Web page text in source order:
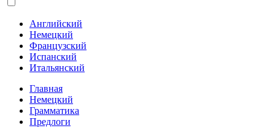
Английский
Немецкий
Французский
Испанский
Итальянский
Главная
Немецкий
Грамматика
Предлоги